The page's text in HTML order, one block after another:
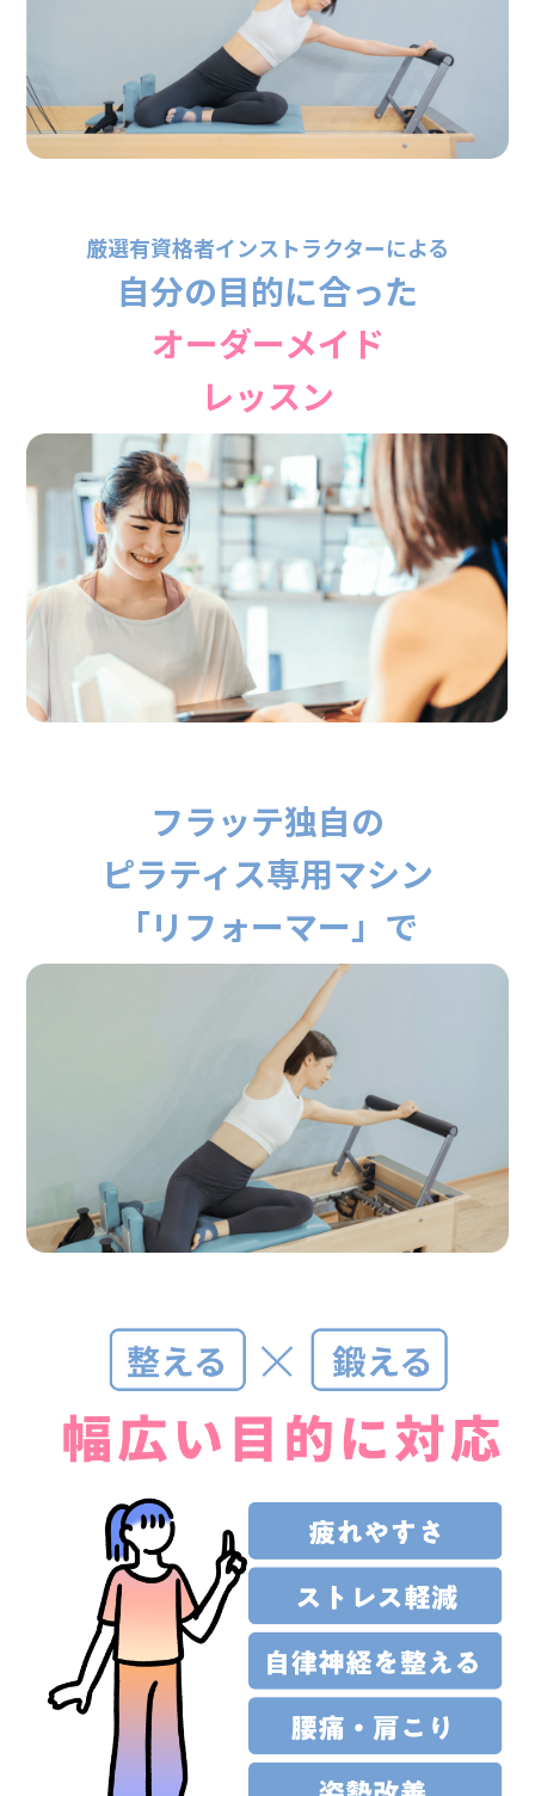
厳選有資格者インストラクターによる
自分の目的に合った
オーダーメイド
レッスン
フラッテ独自の
ピラティス専用マシン
「リフォーマー」で